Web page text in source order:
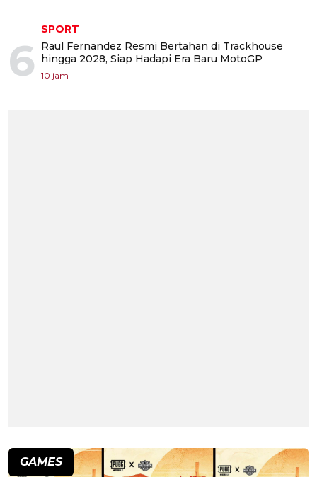
6
SPORT
Raul Fernandez Resmi Bertahan di Trackhouse
hingga 2028, Siap Hadapi Era Baru MotoGP
10 jam
GAMES